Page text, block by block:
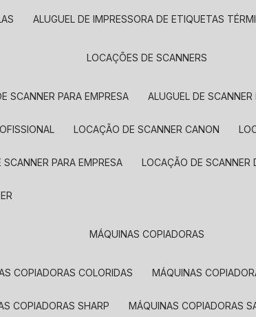
ALUGUEL DE IMPRESSORA DE ETIQUETAS
LOCAÇÕES DE SCANNERS
SCANNER PARA EMPRESA ALUGUEL DE
LOCAÇÃO DE SCANNER CANON
SCANNER PARA EMPRESA LOCAÇÃO DE SCANNER
MÁQUINAS COPIADORAS
COPIADORAS COLORIDAS MÁQUINAS
COPIADORAS SHARP MÁQUINAS COPIADORAS